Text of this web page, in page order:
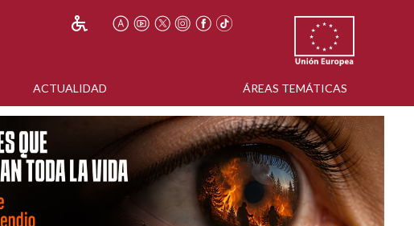
ACTUALIDAD ÁREAS TEMÁTICAS